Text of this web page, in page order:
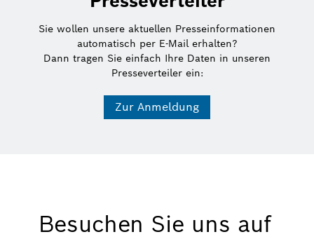
Sie wollen unsere aktuellen Presseinformationen
automatisch per E-Mail erhalten?
Dann tragen Sie einfach Ihre Daten in unseren
Presseverteiler ein:
Zur Anmeldung
Besuchen Sie uns auf